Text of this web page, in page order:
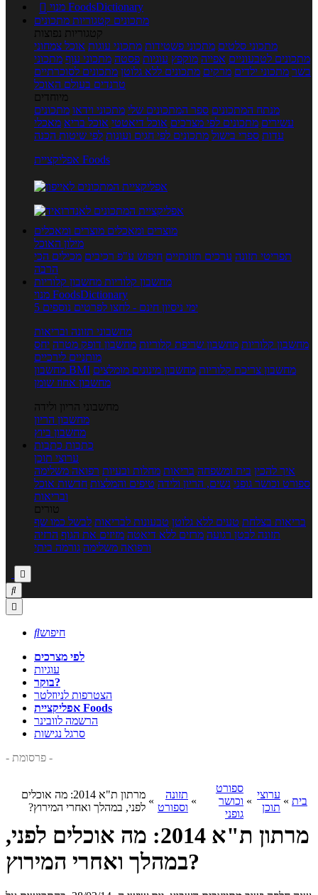

מנוי FoodsDictionary
מתכונים קטגוריות מתכונים
קטגוריות נפוצות
מתכוני סלטים מתכוני פשטידות מתכוני עוגות אוכל צמחוני
מתכונים לטבעוניים אפייה מוקפץ עוגיות פסטה מתכוני עוף מתכוני
בשר מתכוני ילדים מרקים מתכונים ללא גלוטן מתכונים לסוכרתיים
טרנדים בעולם האוכל
מיוחדים
מנתח המתכונים ספר המתכונים שלי מתכוני וידאו מתכונים
עשירים מתכונים לפי מצרכים אוכל דיאטטי אוכל בריא מאכלי
עדות ספרי בישול מתכונים לפי חגים ועונות לפי שיטות הכנה
אפליקציית Foods
מוצרים ומאכלים מוצרים ומאכלים
מילון האוכל
תפריטי תזונה ערכים תזונתיים חיפוש ע"פ רכיבים מכילים הכי
הרבה
מחשבון קלוריות מחשבון קלוריות
מנוי FoodsDictionary
5 ימי ניסיון חינם - לחצו לפרטים נוספים
מחשבוני תזונה ובריאות
מחשבון קלוריות מחשבון שריפת קלוריות מחשבון דופק מטרה יחס
מותניים לירכיים
מחשבון BMI
מחשבון צריכת קלוריות מחשבון מינונים מומלצים
מחשבון אחוז שומן
מחשבוני הריון ולידה
מחשבון הריון
מחשבון ביוץ
כתבות כתבות
ערוצי תוכן
איך להכין בית ומשפחה בריאות מחלות ובעיות רפואה משלימה
ספורט וכושר גופני נשים, הריון ולידה טיפים והמלצות חדשות אוכל
ובריאות
טורים
בריאות בצלחת טעים ללא גלוטן טבעונות לבריאות לבשל כמו שף
תזונה לבטן רגועה מרזים ללא דיאטה מזיזים את הגוף הרזיה
ורפואה משלימה גורמה ביתי



חיפוש
לפי מצרכים
עוגיות
בוקר?
הצטרפות לניוזלטר
אפליקציית Foods
הרשמה לוובינר
סרגל נגישות
- פרסומת -
בית »
ערוצי
תוכן
»
ספורט
וכושר
גופני
»
תזונה
וספורט
»
מרתון ת"א 2014: מה אוכלים
לפני, במהלך ואחרי המירוץ?
מרתון ת"א 2014: מה אוכלים לפני,
במהלך ואחרי המירוץ?